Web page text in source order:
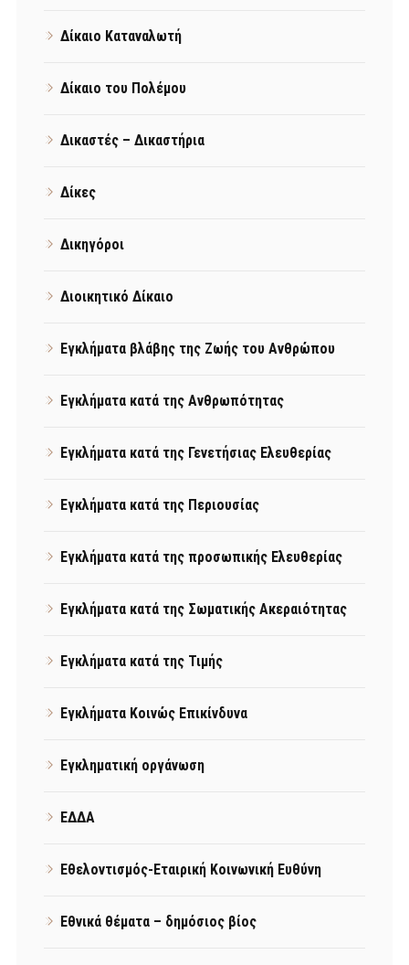
Δίκαιο Καταναλωτή
Δίκαιο του Πολέμου
Δικαστές – Δικαστήρια
Δίκες
Δικηγόροι
Διοικητικό Δίκαιο
Εγκλήματα βλάβης της Ζωής του Ανθρώπου
Εγκλήματα κατά της Ανθρωπότητας
Εγκλήματα κατά της Γενετήσιας Ελευθερίας
Εγκλήματα κατά της Περιουσίας
Εγκλήματα κατά της προσωπικής Ελευθερίας
Εγκλήματα κατά της Σωματικής Ακεραιότητας
Εγκλήματα κατά της Τιμής
Εγκλήματα Κοινώς Επικίνδυνα
Εγκληματική οργάνωση
ΕΔΔΑ
Εθελοντισμός-Εταιρική Κοινωνική Ευθύνη
Εθνικά θέματα – δημόσιος βίος